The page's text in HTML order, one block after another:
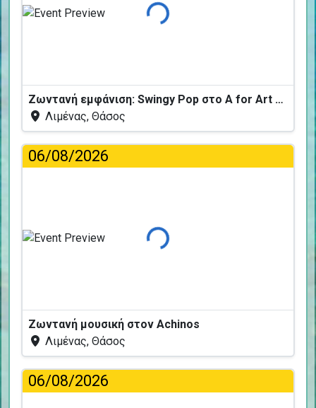
Φόρτωση...
Ζωντανή εμφάνιση: Swingy Pop στο A for Art Design Hotel
Λιμένας, Θάσος
06/08/2026
Φόρτωση...
Ζωντανή μουσική στον Achinos
Λιμένας, Θάσος
06/08/2026